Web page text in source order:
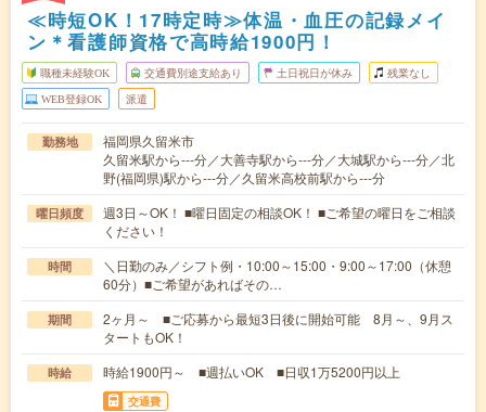
≪時短OK！17時定時≫体温・血圧の記録メイ
ン＊看護師資格で高時給1900円！
職種未経験OK 交通費別途支給あり 土日祝日が休み 残業なし
WEB登録OK 派遣
勤務地
福岡県久留米市
久留米駅から---分／大善寺駅から---分／大城駅から---分／北
野(福岡県)駅から---分／久留米高校前駅から---分
曜日頻度
週3日～OK！ ■曜日固定の相談OK！ ■ご希望の曜日をご相談
ください！
時間
＼日勤のみ／シフト例・10:00～15:00・9:00～17:00（休憩
60分）■ご希望があればその…
期間
2ヶ月～ ■ご応募から最短3日後に開始可能 8月～、9月ス
タートもOK！
時給 時給1900円～ ■週払いOK ■日収1万5200円以上
交通費